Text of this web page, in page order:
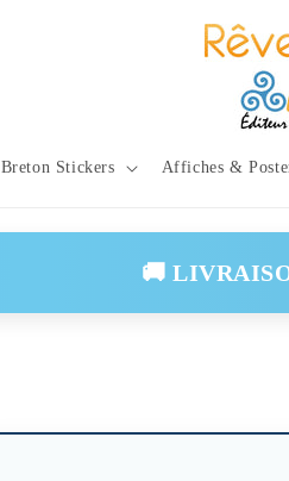
Breton Stickers Affiches &
🚚